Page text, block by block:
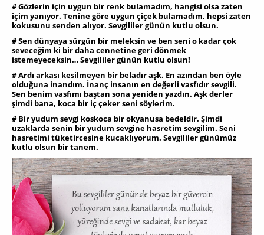
# Gözlerin için uygun bir renk bulamadım, hangisi olsa zaten
içim yanıyor. Tenine göre uygun çiçek bulamadım, hepsi zaten
kokusunu senden alıyor. Sevgililer günün kutlu olsun.
# Sen dünyaya sürgün bir meleksin ve ben seni o kadar çok
seveceğim ki bir daha cennetine geri dönmek
istemeyeceksin… Sevgililer günün kutlu olsun!
# Ardı arkası kesilmeyen bir beladır aşk. En azından ben öyle
olduğuna inandım. İnanç insanın en değerli vasfıdır sevgili.
Sen benim vasfımı baştan sona yeniden yazdın. Aşk derler
şimdi bana, koca bir iç çeker seni söylerim.
# Bir yudum sevgi koskoca bir okyanusa bedeldir. Şimdi
uzaklarda senin bir yudum sevgine hasretim sevgilim. Seni
hasretimi tüketircesine kucaklıyorum. Sevgililer günümüz
kutlu olsun bir tanem.